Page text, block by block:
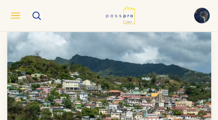
English
العربية
Français
RU Русский
ZH 中文
TR Türkçe